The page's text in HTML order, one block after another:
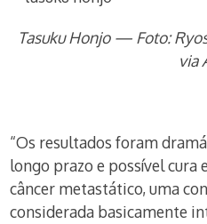
Tasuku Honjo — Foto:
via
“Os resultados foram
longo prazo e possível cura
câncer metastático, uma
considerada basicamente